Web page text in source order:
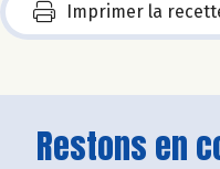
Imprimer la
Restons en